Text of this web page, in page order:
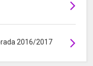
2016/2017